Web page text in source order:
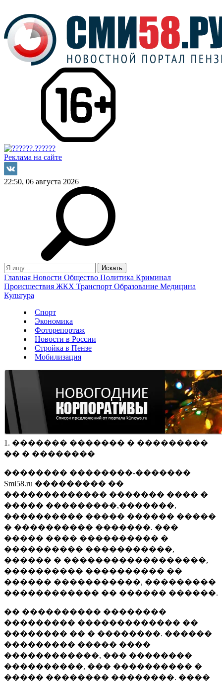
Реклама на сайте
22:50, 06 августа 2026
Главная Новости Общество Политика Криминал
Происшествия ЖКХ Транспорт Образование Медицина
Культура
Спорт
Экономика
Фоторепортаж
Новости в России
Стройка в Пензе
Мобилизация
1. ������� ������� � ���������
�� � ��������
�������� ��������-�������
Smi58.ru ��������� ��
������������� ������� ���� �
����� ���������,�������,
���������� ����� ������ �����
� ���������� �������. ���
����� ���� ���������� �
���������� �����������,
������ � ������������������,
���������� ���������� ��
������ �����������, ���������
������������ �� ������ ������.
�� ���������� ��������
��������� ������������� ��
�������� �� � ��������. ������
��������� ����� ����
������������, ��� ��������
����������, ��� ���������� �
����� �������� ��������. ����